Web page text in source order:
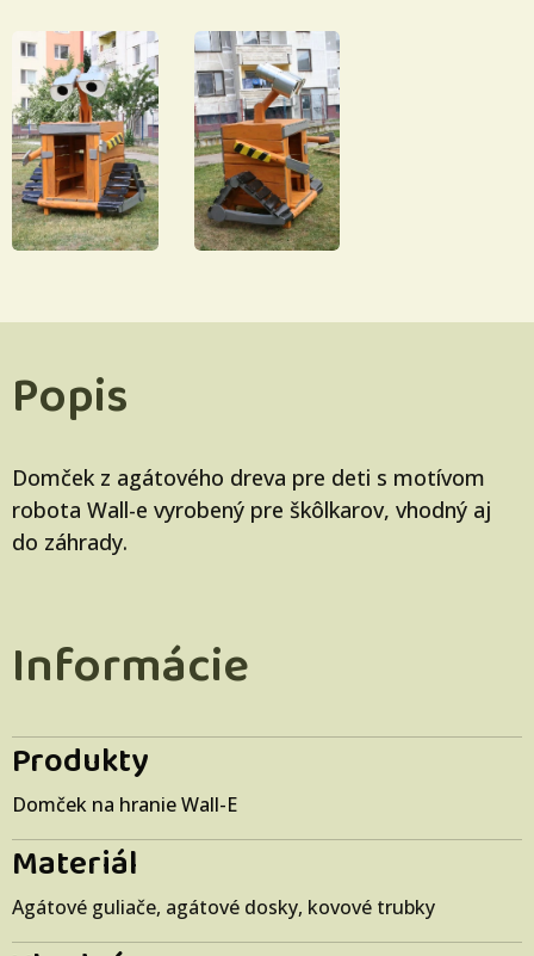
Popis
Domček z agátového dreva pre deti s motívom
robota Wall-e vyrobený pre škôlkarov, vhodný aj
do záhrady.
Informácie
Produkty
Domček na hranie Wall-E
Materiál
Agátové guliače, agátové dosky, kovové trubky